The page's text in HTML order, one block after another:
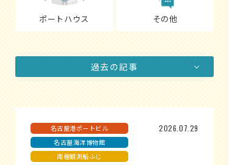
ポートハウス その他
過去の記事
名古屋港ポートビル
名古屋海洋博物館
南極観測船ふじ
2026.07.29